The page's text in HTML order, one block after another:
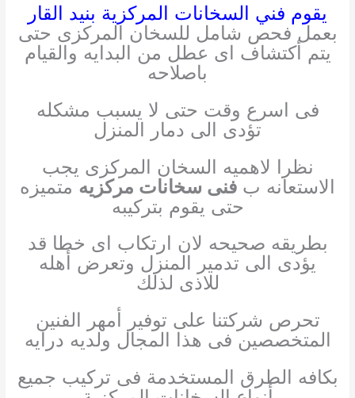
يقوم فني السخانات المركزية بنيد القار
بعمل فحص شامل للسخان المركزى حتى
يتم أكتشاف اى عطل من البدايه والقيام
باصلاحه
فى اسرع وقت حتى لا يسبب مشكله
تؤدى الى دمار المنزل
نظرا لاهميه السخان المركزى يجب
الاستعانه ب فنى سخانات مركزيه متميزه
حتى يقوم بتركيبه
بطريقه صحيحه لان ارتكاب اى خطا قد
يؤدى الى تدمير المنزل وتعرض أهله
للاذى لذلك
تحرص شركتنا على توفير أمهر الفنين
المتخصصين فى هذا المجال ولديه درايه
بكافه الطرق المستخدمة فى تركيب جميع